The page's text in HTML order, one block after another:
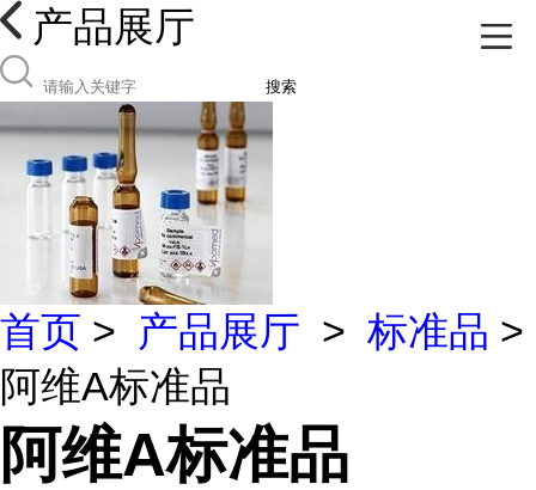
产品展厅
搜索
首页 > 产品展厅 > 标准品 >
阿维A标准品
阿维A标准品